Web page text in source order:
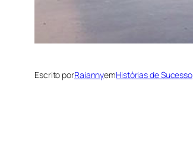
Escrito porRaiannyemHistórias de Sucesso